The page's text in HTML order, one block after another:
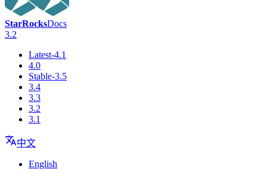
StarRocksDocs
3.2
Latest-4.1
4.0
Stable-3.5
3.4
3.3
3.2
3.1
中文
English